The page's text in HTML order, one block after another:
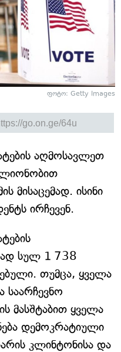
ფოტო: Getty Images
აღმოსავლეთ
მისაცემად. ისინი
ირჩევენ.
სულ 1 738
თუმცა, ყველა
საარჩევნო
მასშტაბით ყველა
დემოკრატიული
კლინტონისა და